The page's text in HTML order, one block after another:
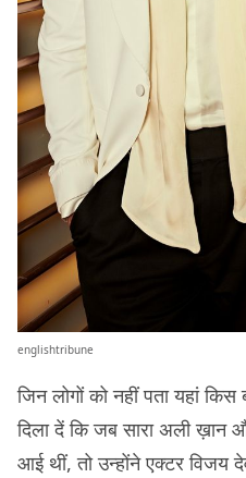
englishtribune
जिन लोगों को नहीं पता यहां किस
दिला दें कि जब सारा अली ख़ान
आई थीं, तो उन्होंने एक्टर विजय